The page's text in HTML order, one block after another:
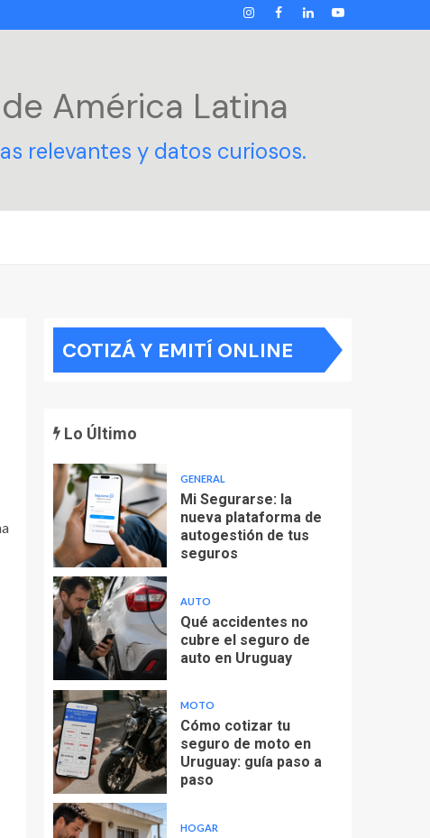
INSTAGRAM
FACEBOOK
LINKEDIN
YOUTUBE
de América Latina
relevantes y datos curiosos.
COTIZÁ Y EMITÍ ONLINE
Lo Último
GENERAL
Mi Segurarse: la
nueva plataforma de
autogestión de tus
seguros
AUTO
Qué accidentes no
cubre el seguro de
auto en Uruguay
MOTO
Cómo cotizar tu
seguro de moto en
Uruguay: guía paso a
paso
HOGAR